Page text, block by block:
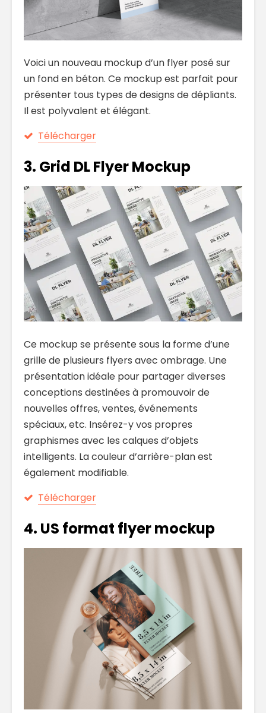
Voici un nouveau mockup d’un flyer posé sur
un fond en béton. Ce mockup est parfait pour
présenter tous types de designs de dépliants.
Il est polyvalent et élégant.
Télécharger
3. Grid DL Flyer Mockup
Ce mockup se présente sous la forme d’une
grille de plusieurs flyers avec ombrage. Une
présentation idéale pour partager diverses
conceptions destinées à promouvoir de
nouvelles offres, ventes, événements
spéciaux, etc. Insérez-y vos propres
graphismes avec les calques d’objets
intelligents. La couleur d’arrière-plan est
également modifiable.
Télécharger
4. US format flyer mockup